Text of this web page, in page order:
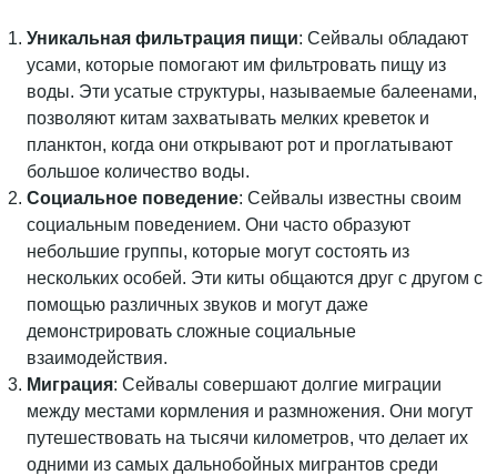
Уникальная фильтрация пищи: Сейвалы обладают
усами, которые помогают им фильтровать пищу из
воды. Эти усатые структуры, называемые балеенами,
позволяют китам захватывать мелких креветок и
планктон, когда они открывают рот и проглатывают
большое количество воды.
Социальное поведение: Сейвалы известны своим
социальным поведением. Они часто образуют
небольшие группы, которые могут состоять из
нескольких особей. Эти киты общаются друг с другом с
помощью различных звуков и могут даже
демонстрировать сложные социальные
взаимодействия.
Миграция: Сейвалы совершают долгие миграции
между местами кормления и размножения. Они могут
путешествовать на тысячи километров, что делает их
одними из самых дальнобойных мигрантов среди